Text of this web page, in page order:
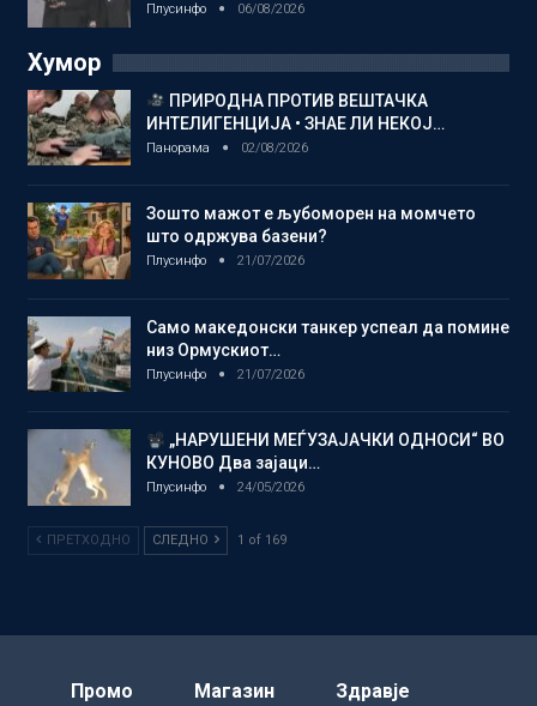
Плусинфо 06/08/2026
Хумор
ПРИРОДНА ПРОТИВ ВЕШТАЧКА
ИНТЕЛИГЕНЦИЈА • ЗНАЕ ЛИ НЕКОЈ…
Панорама 02/08/2026
Зошто мажот е љубоморен на момчето
што одржува базени?
Плусинфо 21/07/2026
Само македонски танкер успеал да помине
низ Ормускиот…
Плусинфо 21/07/2026
„НАРУШЕНИ МЕЃУЗАЈАЧКИ ОДНОСИ“ ВО
КУНОВО Два зајаци…
Плусинфо 24/05/2026
ПРЕТХОДНО СЛЕДНО 1 of 169
Промо Магазин Здравје